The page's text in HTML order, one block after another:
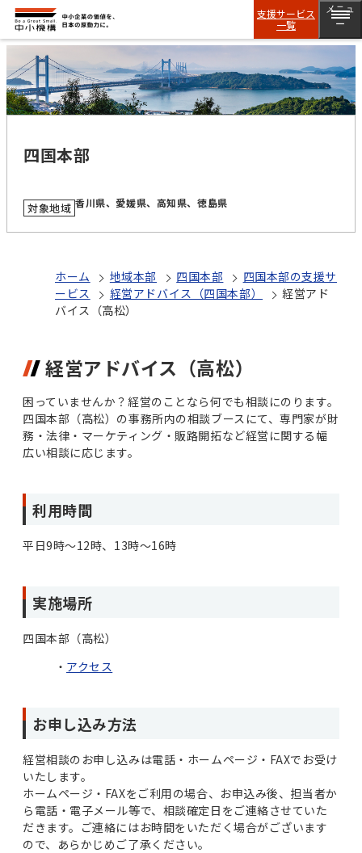
支援サービス
一覧
メニュ
ー
四国本部
対象地域 香川県、愛媛県、高知県、徳島県
ホーム 地域本部 四国本部
四国本部の支援サ
ービス
経営アドバイス（四国本部）
経営アド
バイス（高松）
経営アドバイス（高松）
困っていませんか？経営のことなら何でも相談にのります。
四国本部（高松）の事務所内の相談ブースにて、専門家が財
務・法律・マーケティング・販路開拓など経営に関する幅
広い相談に応じます。
利用時間
平日9時～12時、13時～16時
実施場所
四国本部（高松）
アクセス
お申し込み方法
経営相談のお申し込みは電話・ホームページ・FAXでお受け
いたします。
ホームページ・FAXをご利用の場合、お申込み後、担当者か
ら電話・電子メール等で、相談確定日をご連絡させていた
だきます。ご連絡にはお時間をいただく場合がございます
ので、あらかじめご了承ください。